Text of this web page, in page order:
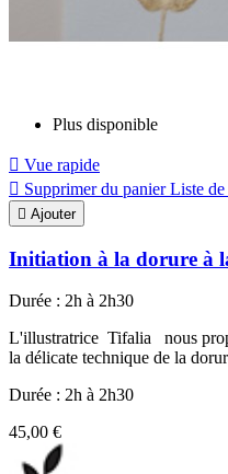
Plus disponible
 Vue rapide
 Supprimer du panier Liste de
 Ajouter
Initiation à la dorure à
Durée : 2h à 2h30
L'illustratrice Tifalia nous
la délicate technique de la
Durée : 2h à 2h30
45,00 €